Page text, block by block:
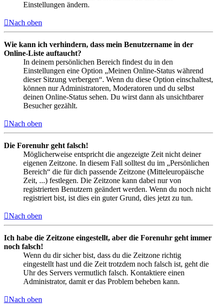
Einstellungen ändern.
Nach oben
Wie kann ich verhindern, dass mein Benutzername in der
Online-Liste auftaucht?
In deinem persönlichen Bereich findest du in den
Einstellungen eine Option „Meinen Online-Status während
dieser Sitzung verbergen“. Wenn du diese Option einschaltest,
können nur Administratoren, Moderatoren und du selbst
deinen Online-Status sehen. Du wirst dann als unsichtbarer
Besucher gezählt.
Nach oben
Die Forenuhr geht falsch!
Möglicherweise entspricht die angezeigte Zeit nicht deiner
eigenen Zeitzone. In diesem Fall solltest du im „Persönlichen
Bereich“ die für dich passende Zeitzone (Mitteleuropäische
Zeit, ...) festlegen. Die Zeitzone kann dabei nur von
registrierten Benutzern geändert werden. Wenn du noch nicht
registriert bist, ist dies ein guter Grund, dies jetzt zu tun.
Nach oben
Ich habe die Zeitzone eingestellt, aber die Forenuhr geht immer
noch falsch!
Wenn du dir sicher bist, dass du die Zeitzone richtig
eingestellt hast und die Zeit trotzdem noch falsch ist, geht die
Uhr des Servers vermutlich falsch. Kontaktiere einen
Administrator, damit er das Problem beheben kann.
Nach oben